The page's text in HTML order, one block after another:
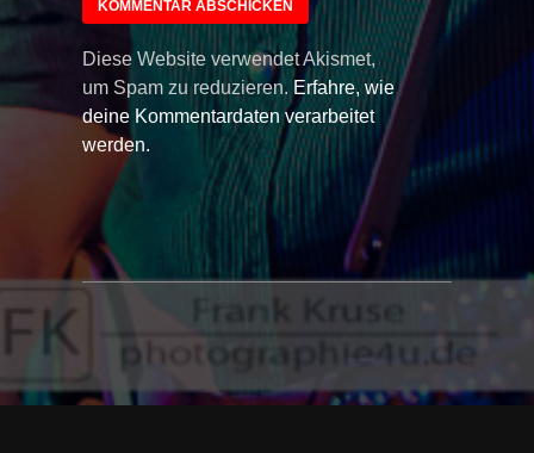
Diese Website verwendet Akismet,
um Spam zu reduzieren. Erfahre, wie
deine Kommentardaten verarbeitet
werden.